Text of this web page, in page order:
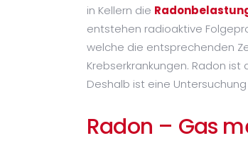
in Kellern die
entstehen radioaktive
welche die entsprechenden
Krebserkrankungen. Radon
Deshalb ist eine
Radon – Gas